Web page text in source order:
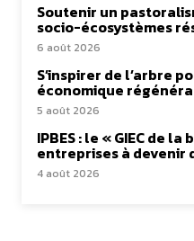
Soutenir un
socio-écosystèmes
6 août 2026
S’inspirer de l’arbre
économique
5 août 2026
IPBES : le « GIEC de
entreprises à devenir
4 août 2026